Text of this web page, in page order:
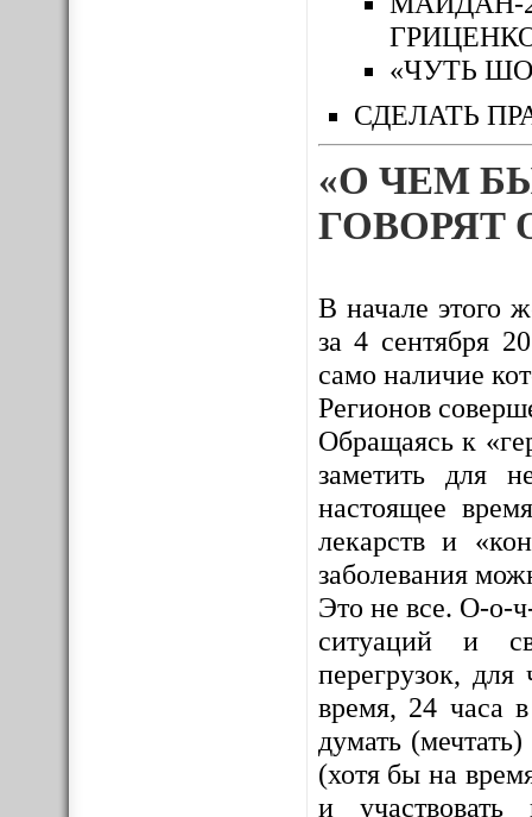
«ЧУТЬ
СДЕЛАТЬ
«О ЧЕМ
ГОВОРЯТ
В начале этого
за 4 сентября
само наличие
Регионов
Обращаясь к
заметить для
настоящее
лекарств и
заболевания
Это не все. О-о-
ситуаций и
перегрузок, для
время, 24 часа
думать
(хотя бы на
и участвовать